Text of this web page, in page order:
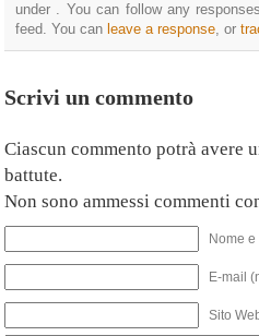
under . You can follow any
feed. You can leave a response, or
Scrivi un commento
Ciascun commento potrà avere
battute.
Non sono ammessi commenti
Nome
E-mail
Sito